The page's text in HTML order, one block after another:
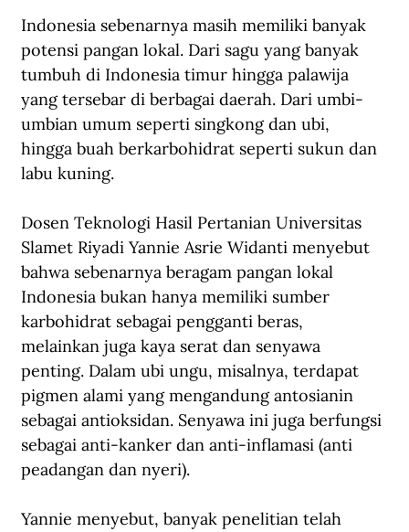
Indonesia sebenarnya masih memiliki banyak
potensi pangan lokal. Dari sagu yang banyak
tumbuh di Indonesia timur hingga palawija
yang tersebar di berbagai daerah. Dari umbi-
umbian umum seperti singkong dan ubi,
hingga buah berkarbohidrat seperti sukun dan
labu kuning.
Dosen Teknologi Hasil Pertanian Universitas
Slamet Riyadi Yannie Asrie Widanti menyebut
bahwa sebenarnya beragam pangan lokal
Indonesia bukan hanya memiliki sumber
karbohidrat sebagai pengganti beras,
melainkan juga kaya serat dan senyawa
penting. Dalam ubi ungu, misalnya, terdapat
pigmen alami yang mengandung antosianin
sebagai antioksidan. Senyawa ini juga berfungsi
sebagai anti-kanker dan anti-inflamasi (anti
peadangan dan nyeri).
Yannie menyebut, banyak penelitian telah